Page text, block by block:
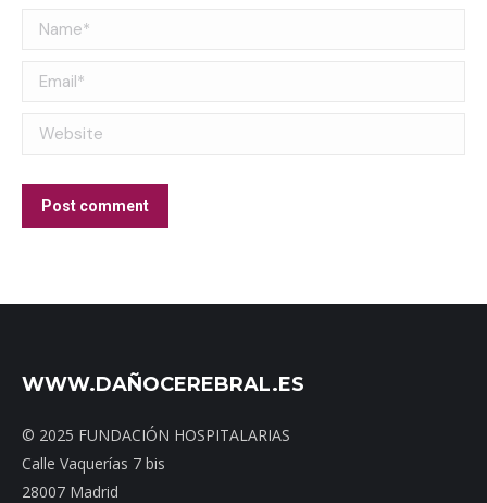
Name *
Email *
Website
Post comment
WWW.DAÑOCEREBRAL.ES
© 2025 FUNDACIÓN HOSPITALARIAS
Calle Vaquerías 7 bis
28007 Madrid